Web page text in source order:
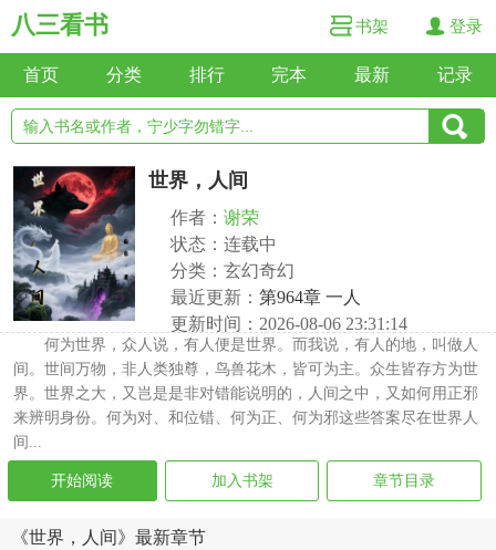
八三看书 书架 登录
首页 分类 排行 完本 最新 记录
世界，人间
作者： 谢荣
状态：连载中
分类：玄幻奇幻
最近更新： 第964章 一人
更新时间：2026-08-06 23:31:14
何为世界，众人说，有人便是世界。而我说，有人的地，叫做人
间。世间万物，非人类独尊，鸟兽花木，皆可为主。众生皆存方为世
界。世界之大，又岂是是非对错能说明的，人间之中，又如何用正邪
来辨明身份。何为对、和位错、何为正、何为邪这些答案尽在世界人
间...
开始阅读 加入书架 章节目录
《世界，人间》最新章节